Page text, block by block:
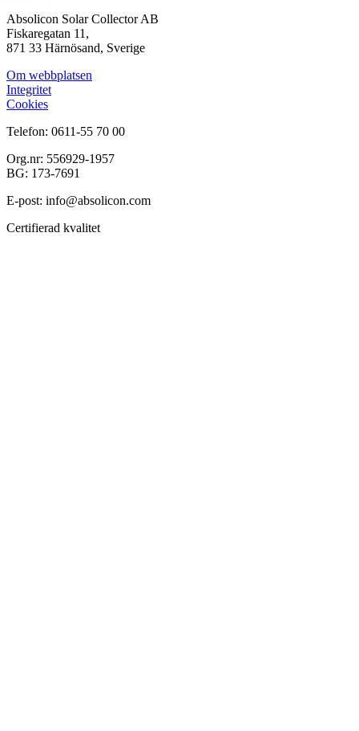
Absolicon Solar Collector AB
Fiskaregatan 11,
871 33 Härnösand, Sverige
Om webbplatsen
Integritet
Cookies
Telefon: 0611-55 70 00
Org.nr: 556929-1957
BG: 173-7691
E-post: info@absolicon.com
Certifierad kvalitet